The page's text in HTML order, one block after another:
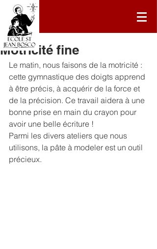
Motricité fine
10 mars
Le matin, nous faisons de la motricité :
cette gymnastique des doigts apprend
à être précis, à acquérir de la force et
de la précision. Ce travail aidera à une
bonne prise en main du crayon pour
avoir une belle écriture !
Parmi les divers ateliers que nous
utilisons, la pâte à modeler est un outil
précieux.